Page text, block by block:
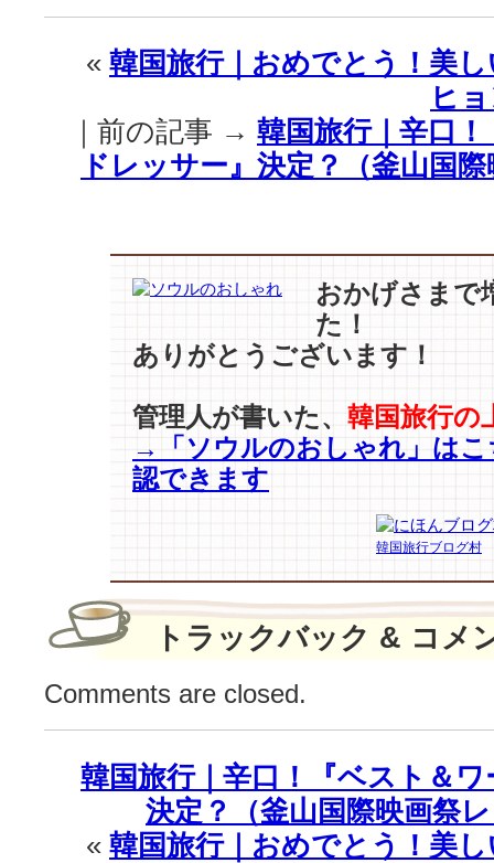
｜
山
で
見
つ
け
ス
タ
ー
が
無
情
は
« 韓国旅行｜おめでとう！美
ヒ
｜前の記事 → 韓国旅行｜辛口
ドレッサー』決定？（釜山国
おかげさまで
た！
ありがとうございます！
管理人が書いた、 韓国旅行の
→「ソウルのおしゃれ」はこ
認できます
韓国旅行ブログ村
トラックバック & コメ
Comments are closed.
韓国旅行｜辛口！『ベスト＆
決定？（釜山国際映画祭
« 韓国旅行｜おめでとう！美